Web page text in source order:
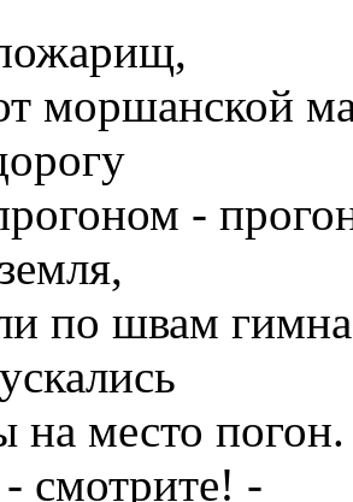
моршанской
-
по швам
на место погон.
смотрите! -